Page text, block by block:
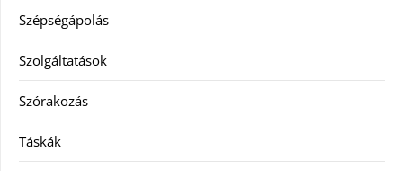
Szépségápolás
Szolgáltatások
Szórakozás
Táskák